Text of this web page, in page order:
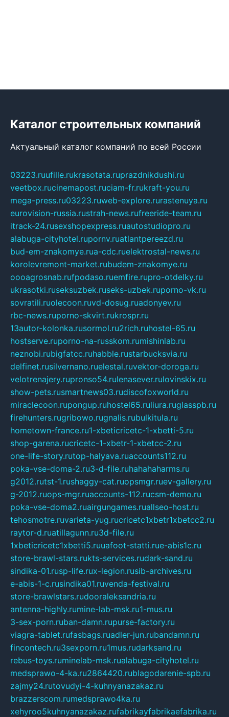
Каталог строительных компаний
Актуальный каталог компаний по всей России
03223.ruufille.rukrasotata.ruprazdnikdushi.ru
veetbox.rucinemapost.ruciam-fr.rukraft-you.ru
mega-press.ru03223.ruweb-explore.rurastenuya.ru
eurovision-russia.rustrah-news.rufreeride-team.ru
itrack-24.rusexshopexpress.ruautostudiopro.ru
alabuga-cityhotel.rupornv.ruatlantpereezd.ru
bud-em-znakomye.rua-cdc.ruelektrostal-news.ru
korolevremont-market.rubudem-znakomye.ru
oooagrosnab.rufpodaso.ruemfire.rupro-otdelky.ru
ukrasotki.ruseksuzbek.ruseks-uzbek.ruporno-vk.ru
sovratili.ruolecoon.ruvd-dosug.ruadonyev.ru
rbc-news.ruporno-skvirt.rukrospr.ru
13autor-kolonka.rusormol.ru2rich.ruhostel-65.ru
hostserve.ruporno-na-russkom.rumishinlab.ru
neznobi.rubigfatcc.ruhabble.rustarbucksvia.ru
delfinet.rusilvernano.ruelestal.ruvektor-doroga.ru
velotrenajery.rupronso54.rulenasever.rulovinskix.ru
show-pets.rusmartnews03.rudiscofoxworld.ru
miraclecoon.rupongup.ruhostel65.ruliura.ruglasspb.ru
firehunters.rugribowo.rugnalis.rubulkitula.ru
hometown-france.ru1-xbeticricetc-1-xbetti-5.ru
shop-garena.rucricetc-1-xbetr-1-xbetcc-2.ru
one-life-story.rutop-halyava.ruaccounts112.ru
poka-vse-doma-2.ru3-d-file.ruhahahaharms.ru
g2012.rutst-1.rushaggy-cat.ruopsmgr.ruev-gallery.ru
g-2012.ruops-mgr.ruaccounts-112.rucsm-demo.ru
poka-vse-doma2.ruairgungames.ruallseo-host.ru
tehosmotre.ruvarieta-yug.rucricetc1xbetr1xbetcc2.ru
raytor-d.ruatillagunn.ru3d-file.ru
1xbeticricetc1xbetti5.ruuafoot-statti.rue-abis1c.ru
store-brawl-stars.rukts-services.rudark-sand.ru
sindika-01.rusp-life.rux-legion.rusib-archives.ru
e-abis-1-c.rusindika01.ruvenda-festival.ru
store-brawlstars.rudooraleksandria.ru
antenna-highly.rumine-lab-msk.ru1-mus.ru
3-sex-porn.ruban-damn.rupurse-factory.ru
viagra-tablet.rufasbags.ruadler-jun.rubandamn.ru
fincontech.ru3sexporn.ru1mus.rudarksand.ru
rebus-toys.ruminelab-msk.rualabuga-cityhotel.ru
medsprawo-4-ka.ru2864420.rublagodarenie-spb.ru
zajmy24.rutovudyi-4-kuhnyanazakaz.ru
brazzerscom.rumedsprawo4ka.ru
xehyroo5kuhnyanazakaz.rufabrikayfabrikaefabrika.ru